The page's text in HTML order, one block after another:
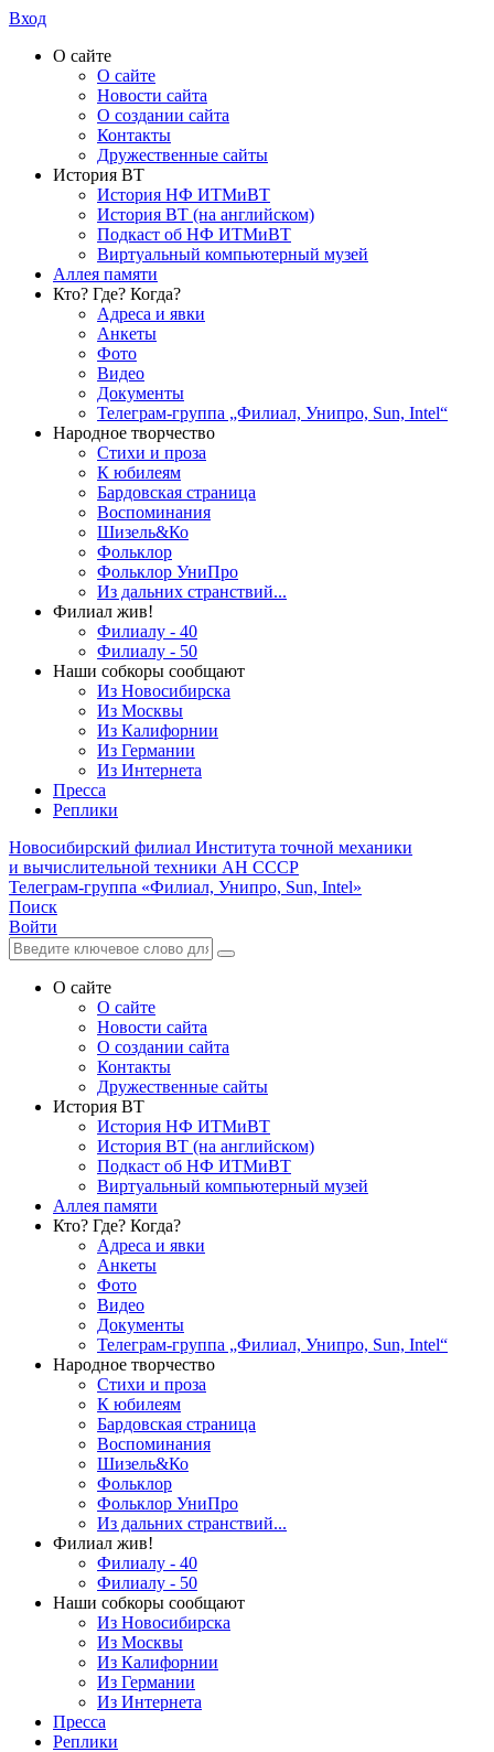
Вход
О сайте
О сайте
Новости сайта
О создании сайта
Контакты
Дружественные сайты
История ВТ
История НФ ИТМиВТ
История ВТ (на английском)
Подкаст об НФ ИТМиВТ
Виртуальный компьютерный музей
Аллея памяти
Кто? Где? Когда?
Адреса и явки
Анкеты
Фото
Видео
Документы
Телеграм-группа „Филиал, Унипро, Sun, Intel“
Народное творчество
Стихи и проза
К юбилеям
Бардовская страница
Воспоминания
Шизель&Ко
Фольклор
Фольклор УниПро
Из дальних странствий...
Филиал жив!
Филиалу - 40
Филиалу - 50
Наши собкоры сообщают
Из Новосибирска
Из Москвы
Из Калифорнии
Из Германии
Из Интернета
Пресса
Реплики
Новосибирский филиал Института точной механики
и вычислительной техники АН СССР
Телеграм-группа «Филиал, Унипро, Sun, Intel»
Поиск
Войти
О сайте
О сайте
Новости сайта
О создании сайта
Контакты
Дружественные сайты
История ВТ
История НФ ИТМиВТ
История ВТ (на английском)
Подкаст об НФ ИТМиВТ
Виртуальный компьютерный музей
Аллея памяти
Кто? Где? Когда?
Адреса и явки
Анкеты
Фото
Видео
Документы
Телеграм-группа „Филиал, Унипро, Sun, Intel“
Народное творчество
Стихи и проза
К юбилеям
Бардовская страница
Воспоминания
Шизель&Ко
Фольклор
Фольклор УниПро
Из дальних странствий...
Филиал жив!
Филиалу - 40
Филиалу - 50
Наши собкоры сообщают
Из Новосибирска
Из Москвы
Из Калифорнии
Из Германии
Из Интернета
Пресса
Реплики